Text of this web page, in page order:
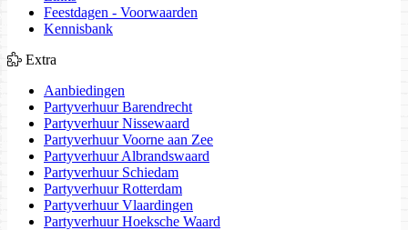
Feestdagen - Voorwaarden
Kennisbank
Extra
Aanbiedingen
Partyverhuur Barendrecht
Partyverhuur Nissewaard
Partyverhuur Voorne aan Zee
Partyverhuur Albrandswaard
Partyverhuur Schiedam
Partyverhuur Rotterdam
Partyverhuur Vlaardingen
Partyverhuur Hoeksche Waard